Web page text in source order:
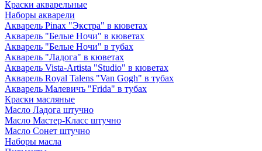
Краски акварельные
Наборы акварели
Акварель Pinax "Экстра" в кюветах
Акварель "Белые Ночи" в кюветах
Акварель "Белые Ночи" в тубах
Акварель "Ладога" в кюветах
Акварель Vista-Artista "Studio" в кюветах
Акварель Royal Talens "Van Gogh" в тубах
Акварель Малевичъ "Frida" в тубах
Краски масляные
Масло Ладога штучно
Масло Мастер-Класс штучно
Масло Сонет штучно
Наборы масла